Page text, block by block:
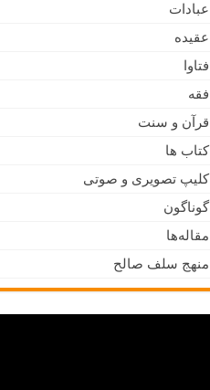
عبادات
عقیده
فتاوا
فقه
قرآن و سنت
کتاب ها
کلیپ تصویری و صوتی
گوناگون
مقاله‌ها
منهج سلف صالح